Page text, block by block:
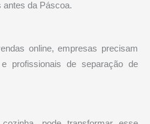
antes da Páscoa.
online, empresas precisam
profissionais de separação de